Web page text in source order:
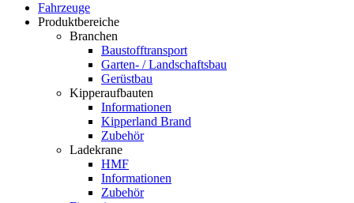
Fahrzeuge
Produktbereiche
Branchen
Baustofftransport
Garten- / Landschaftsbau
Gerüstbau
Kipperaufbauten
Informationen
Kipperland Brand
Zubehör
Ladekrane
HMF
Informationen
Zubehör